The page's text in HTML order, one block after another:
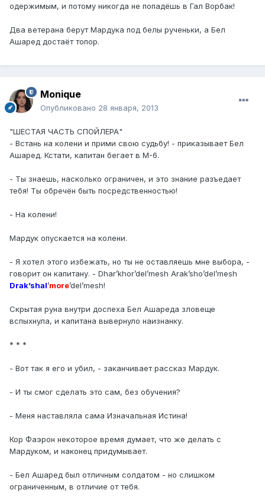
одержимым, и потому никогда не попадёшь в Гал Ворбак!
Два ветерана берут Мардука под белы рученьки, а Бел
Ашаред достаёт топор.
Monique
Опубликовано 28 января, 2013
"ШЕСТАЯ ЧАСТЬ СПОЙЛЕРА"
- Встань на колени и прими свою судьбу! - приказывает Бел
Ашаред. Кстати, капитан бегает в М-6.
- Ты знаешь, насколько ограничен, и это знание разъедает
тебя! Ты обречён быть посредственностью!
- На колени!
Мардук опускается на колени.
- Я хотел этого избежать, но ты не оставляешь мне выбора, -
говорит он капитану. - Dhar’khor’del’mesh Arak’sho’del’mesh
Drak’shal’more’del’mesh!
Скрытая руна внутри доспеха Бел Ашареда зловеще
вспыхнула, и капитана вывернуло наизнанку.
* * *
- Вот так я его и убил, - заканчивает рассказ Мардук.
- И ты смог сделать это сам, без обучения?
- Меня наставляла сама Изначальная Истина!
Кор Фаэрон некоторое время думает, что же делать с
Мардуком, и наконец придумывает.
- Бел Ашаред был отличным солдатом - но слишком
ограниченным, в отличие от тебя.